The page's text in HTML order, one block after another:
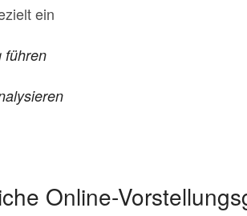
ein
führen
Online-